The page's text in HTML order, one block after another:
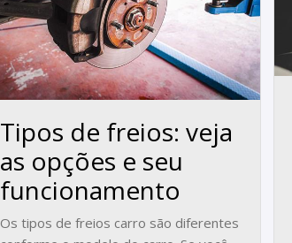
Tipos de freios: veja
as opções e seu
funcionamento
Os tipos de freios carro são diferentes